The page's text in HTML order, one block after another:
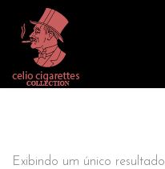
Exibindo um único resultado